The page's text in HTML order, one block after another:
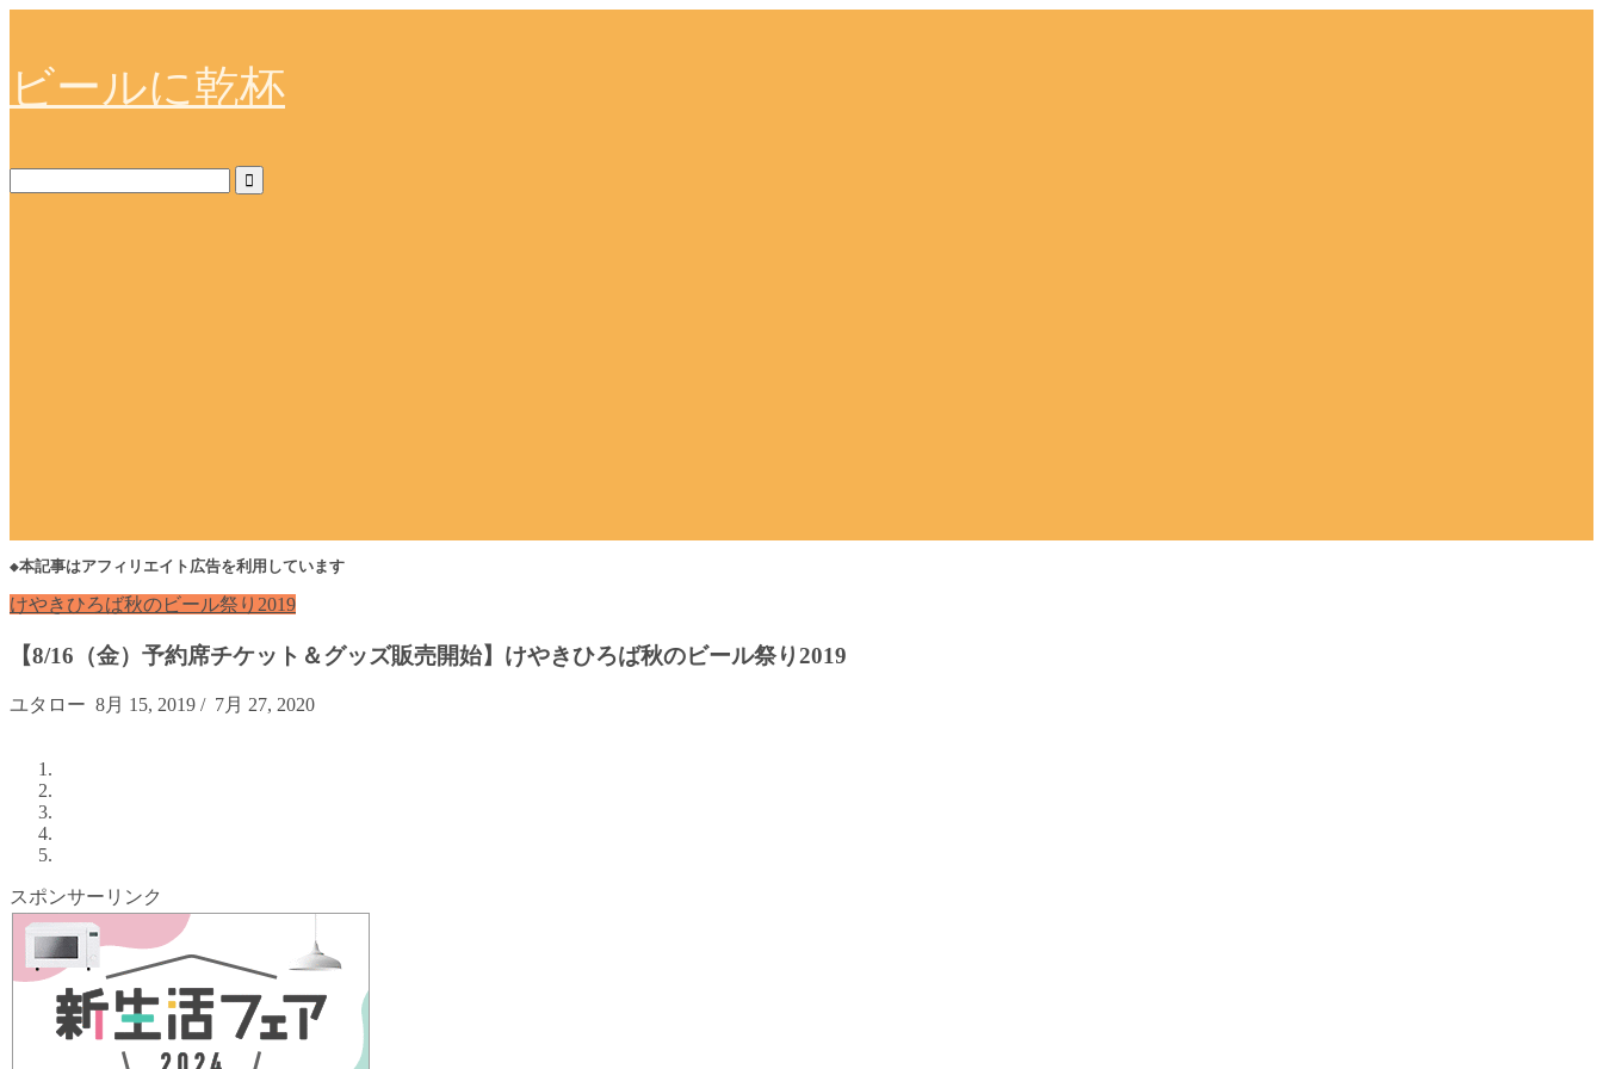
ビールに乾杯
◆本記事はアフィリエイト広告を利用しています
けやきひろば秋のビール祭り2019
【8/16（金）予約席チケット＆グッズ販売開始】けやきひろば秋のビール祭り2019
ユタロー 8月 15, 2019 / 7月 27, 2020
スポンサーリンク